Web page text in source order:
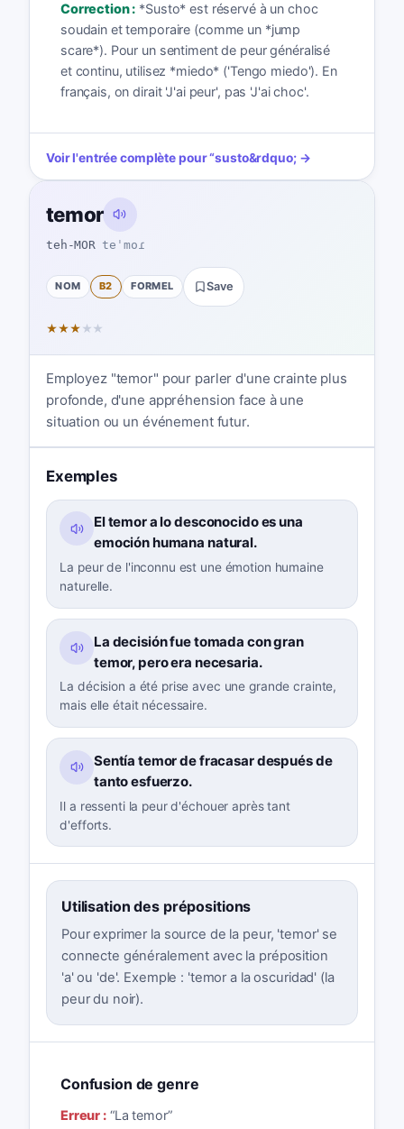
Correction : *Susto* est réservé à un choc
soudain et temporaire (comme un *jump
scare*). Pour un sentiment de peur généralisé
et continu, utilisez *miedo* ('Tengo miedo'). En
français, on dirait 'J'ai peur', pas 'J'ai choc'.
Voir l'entrée complète pour“susto&rdquo; →
temor
teh-MOR teˈmoɾ
NOM B2 FORMEL Save
★★★ ★ ★
Employez "temor" pour parler d'une crainte plus
profonde, d'une appréhension face à une
situation ou un événement futur.
Exemples
El temor a lo desconocido es una
emoción humana natural.
La peur de l'inconnu est une émotion humaine
naturelle.
La decisión fue tomada con gran
temor, pero era necesaria.
La décision a été prise avec une grande crainte,
mais elle était nécessaire.
Sentía temor de fracasar después de
tanto esfuerzo.
Il a ressenti la peur d'échouer après tant
d'efforts.
Utilisation des prépositions
Pour exprimer la source de la peur, 'temor' se
connecte généralement avec la préposition
'a' ou 'de'. Exemple : 'temor a la oscuridad' (la
peur du noir).
Confusion de genre
Erreur :“La temor”